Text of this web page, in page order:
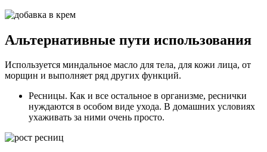
Альтернативные пути использования
Используется миндальное масло для тела, для кожи лица, от
морщин и выполняет ряд других функций.
Ресницы. Как и все остальное в организме, реснички
нуждаются в особом виде ухода. В домашних условиях
ухаживать за ними очень просто.